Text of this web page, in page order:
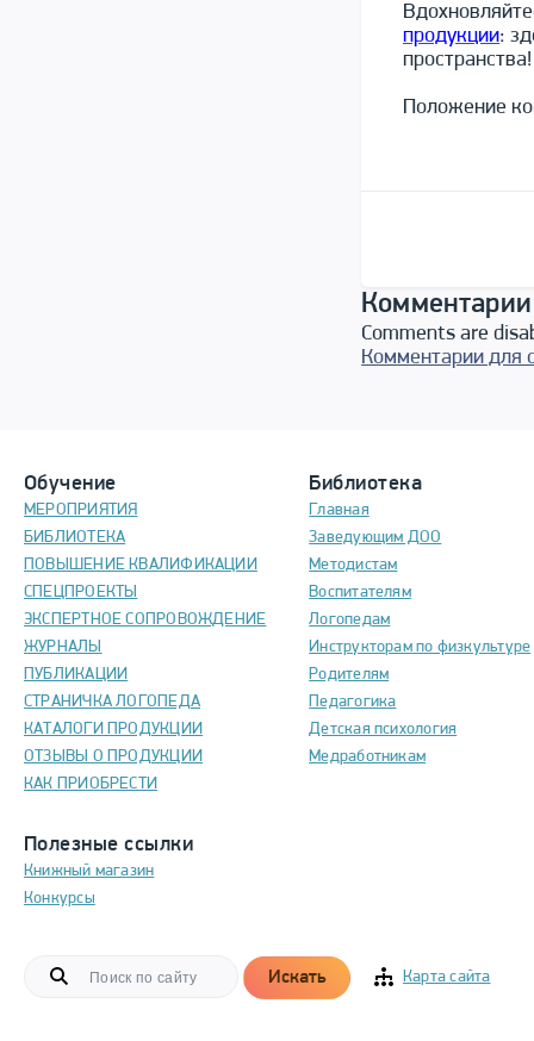
продукции:
пространства!
Положение
Comments are
Комментарии для
Обучение
МЕРОПРИЯТИЯ
БИБЛИОТЕКА
ПОВЫШЕНИЕ КВАЛИФИКАЦИИ
СПЕЦПРОЕКТЫ
ЭКСПЕРТНОЕ СОПРОВОЖДЕНИЕ
ЖУРНАЛЫ
ПУБЛИКАЦИИ
СТРАНИЧКА ЛОГОПЕДА
КАТАЛОГИ ПРОДУКЦИИ
ОТЗЫВЫ О ПРОДУКЦИИ
КАК ПРИОБРЕСТИ
Полезные ссылки
Книжный магазин
Конкурсы
Библиотека
Главная
Заведующим ДОО
Методистам
Воспитателям
Логопедам
Инструкторам по физкультуре
Родителям
Педагогика
Детская психология
Медработникам
Искать Карта сайта